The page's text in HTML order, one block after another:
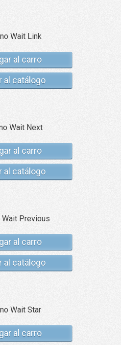
al carro
al catálogo
al carro
al catálogo
al carro
al catálogo
al carro